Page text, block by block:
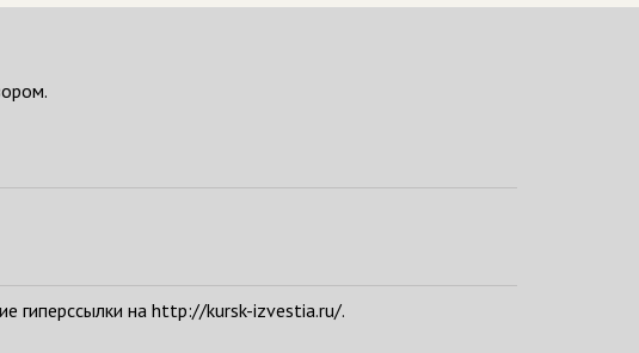
гиперссылки на http://kursk-izvestia.ru/.